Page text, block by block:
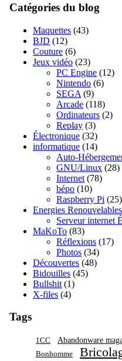
Catégories du blog
Maquettes (43)
BJD (12)
Couture (6)
Jeux vidéo (23)
PC Engine (12)
Nintendo (6)
SEGA (9)
Arcade (118)
Ordinateurs (2)
Replay (3)
Électronique (32)
informatique (14)
Auto-
GNU/Linux (28)
Internet (78)
bépo (10)
Raspberry Pi (25)
Energies Renouvelables
Serveur internet
MaKoTo (83)
Réflexions (17)
Photos (34)
Découvertes (48)
Bidouilles (45)
Bullshit (1)
X-files (4)
Tags
1CC Abandonware
Bonhomme